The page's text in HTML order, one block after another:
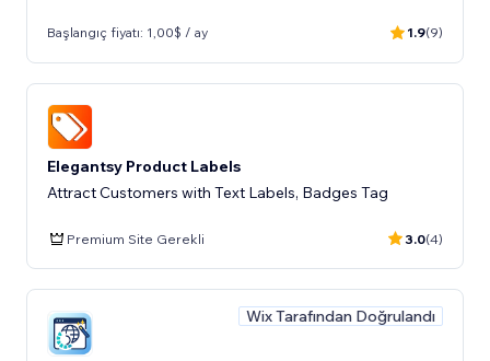
Başlangıç fiyatı: 1,00$ / ay 1.9(9)
Elegantsy Product Labels
Attract Customers with Text Labels, Badges Tag
Premium Site Gerekli 3.0(4)
Wix Tarafından Doğrulandı